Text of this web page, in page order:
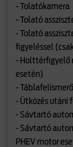
- Tolatókamera
- Tolató
- Tolató
figyeléssel
- Holttérfigyelő
esetén)
-
- Ütközés utáni
- Sávtartó
- Sávtartó
PHEV motor